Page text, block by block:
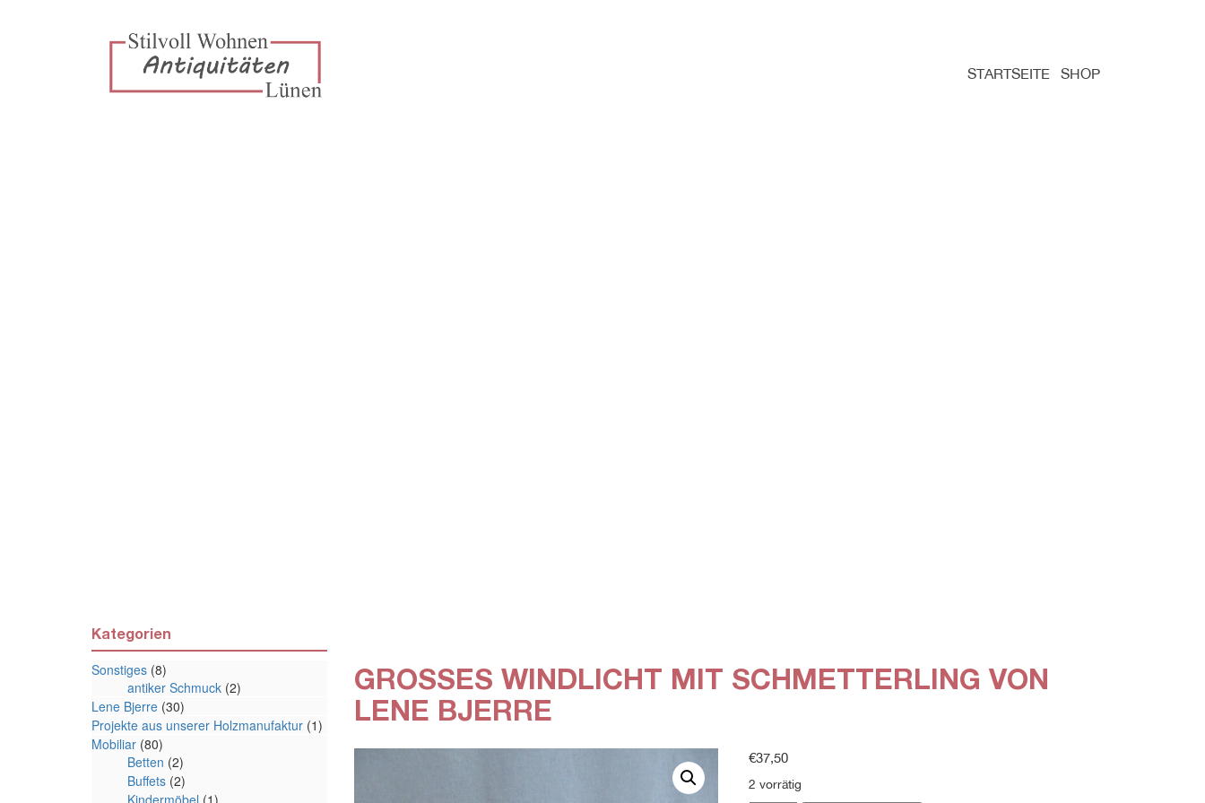
STARTSEITE SHOP
Kategorien
Sonstiges (8)
antiker Schmuck (2)
Lene Bjerre (30)
Projekte aus unserer Holzmanufaktur (1)
Mobiliar (80)
Betten (2)
Buffets (2)
Kindermöbel (1)
GROSSES WINDLICHT MIT SCHMETTERLING VON L
ENE BJERRE
€37,50
2 vorrätig